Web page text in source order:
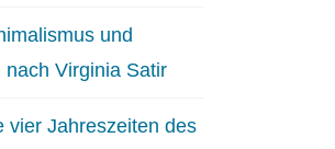
und
Virginia Satir
vier Jahreszeiten des